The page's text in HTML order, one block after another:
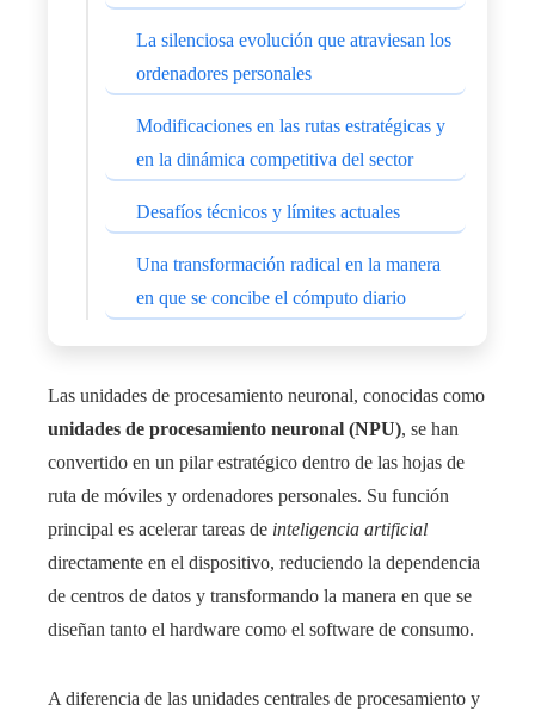
La silenciosa evolución que atraviesan los
ordenadores personales
Modificaciones en las rutas estratégicas y
en la dinámica competitiva del sector
Desafíos técnicos y límites actuales
Una transformación radical en la manera
en que se concibe el cómputo diario
Las unidades de procesamiento neuronal, conocidas como
unidades de procesamiento neuronal (NPU), se han
convertido en un pilar estratégico dentro de las hojas de
ruta de móviles y ordenadores personales. Su función
principal es acelerar tareas de inteligencia artificial
directamente en el dispositivo, reduciendo la dependencia
de centros de datos y transformando la manera en que se
diseñan tanto el hardware como el software de consumo.
A diferencia de las unidades centrales de procesamiento y